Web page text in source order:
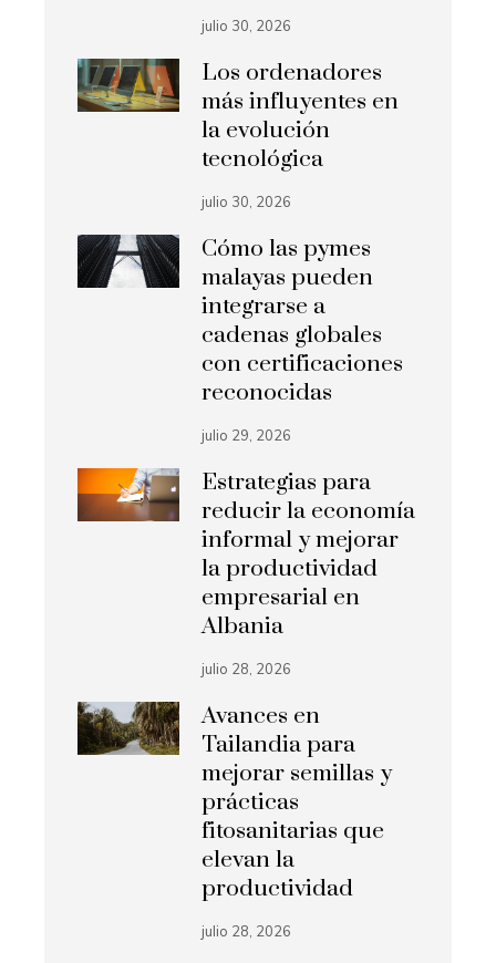
julio 30, 2026
Los ordenadores
más influyentes en
la evolución
tecnológica
julio 30, 2026
Cómo las pymes
malayas pueden
integrarse a
cadenas globales
con certificaciones
reconocidas
julio 29, 2026
Estrategias para
reducir la economía
informal y mejorar
la productividad
empresarial en
Albania
julio 28, 2026
Avances en
Tailandia para
mejorar semillas y
prácticas
fitosanitarias que
elevan la
productividad
julio 28, 2026